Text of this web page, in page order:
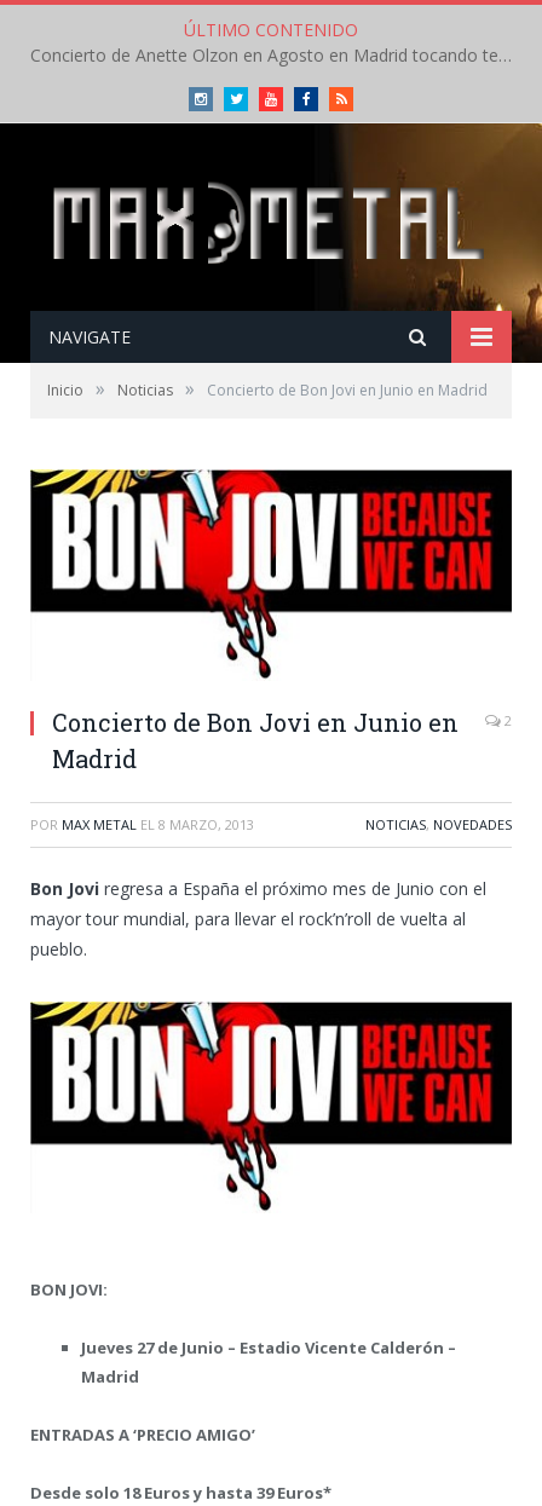
ÚLTIMO CONTENIDO
Concierto de Anette Olzon en Agosto en Madrid tocando temas de Nightwish
InstagramTwitterYoutubeFacebookRSS
NAVIGATE
Inicio » Noticias » Concierto de Bon Jovi en Junio en Madrid
Concierto de Bon Jovi en Junio en
Madrid
2
POR MAX METAL EL 8 MARZO, 2013 NOTICIAS, NOVEDADES
Bon Jovi regresa a España el próximo mes de Junio con el
mayor tour mundial, para llevar el rock’n’roll de vuelta al
pueblo.
BON JOVI:
Jueves 27 de Junio – Estadio Vicente Calderón –
Madrid
ENTRADAS A ‘PRECIO AMIGO’
Desde solo 18 Euros y hasta 39 Euros*